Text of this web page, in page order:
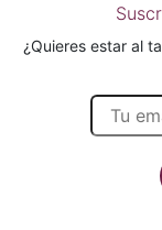
¿Quieres estar al